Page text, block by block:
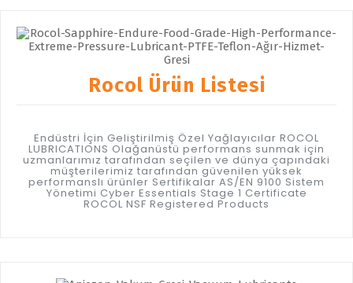
Rocol Ürün Listesi
Endüstri İçin Geliştirilmiş Özel Yağlayıcılar ROCOL
LUBRICATIONS Olağanüstü performans sunmak için
uzmanlarımız tarafından seçilen ve dünya çapındaki
müşterilerimiz tarafından güvenilen yüksek
performanslı ürünler Sertifikalar AS/EN 9100 Sistem
Yönetimi Cyber Essentials Stage 1 Certificate
ROCOL NSF Registered Products